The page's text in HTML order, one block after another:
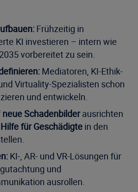
Frühzeitig in
KI investieren – intern wie
vorbereitet zu sein.
Mediatoren, KI-Ethik-
Virtuality-Spezialisten schon
und entwickeln.
neue Schadenbilderausrichten
für Geschädigte in den
KI-, AR- und VR-Lösungen für
und
ausrollen.